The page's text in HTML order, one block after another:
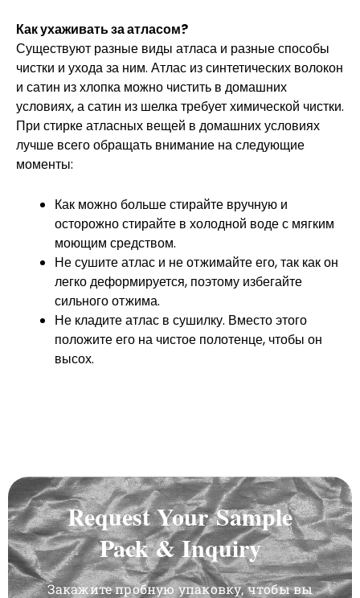
Как ухаживать за атласом?
Существуют разные виды атласа и разные способы
чистки и ухода за ним. Атлас из синтетических волокон
и сатин из хлопка можно чистить в домашних
условиях, а сатин из шелка требует химической чистки.
При стирке атласных вещей в домашних условиях
лучше всего обращать внимание на следующие
моменты:
Как можно больше стирайте вручную и
осторожно стирайте в холодной воде с мягким
моющим средством.
Не сушите атлас и не отжимайте его, так как он
легко деформируется, поэтому избегайте
сильного отжима.
Не кладите атлас в сушилку. Вместо этого
положите его на чистое полотенце, чтобы он
высох.
Request Your Sample
Pack & Inquiry
Закажите пробную упаковку, чтобы вы